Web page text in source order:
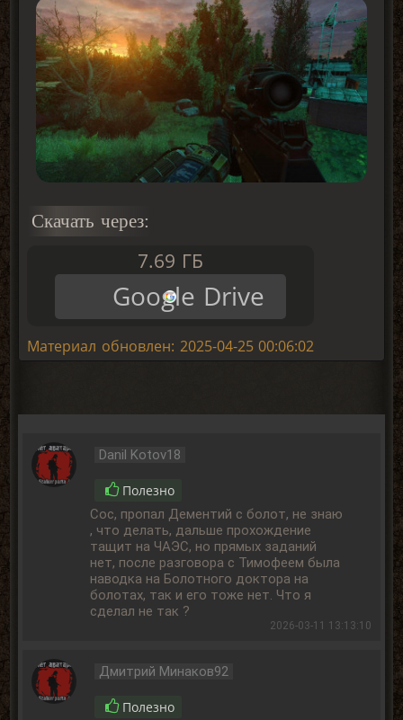
Скачать через:
7.69 ГБ
Google Drive
Материал обновлен: 2025-04-25 00:06:02
Danil Kotov18
Полезно
Сос, пропал Дементий с болот, не знаю
, что делать, дальше прохождение
тащит на ЧАЭС, но прямых заданий
нет, после разговора с Тимофеем была
наводка на Болотного доктора на
болотах, так и его тоже нет. Что я
сделал не так ?
2026-03-11 13:13:10
Дмитрий Минаков92
Полезно